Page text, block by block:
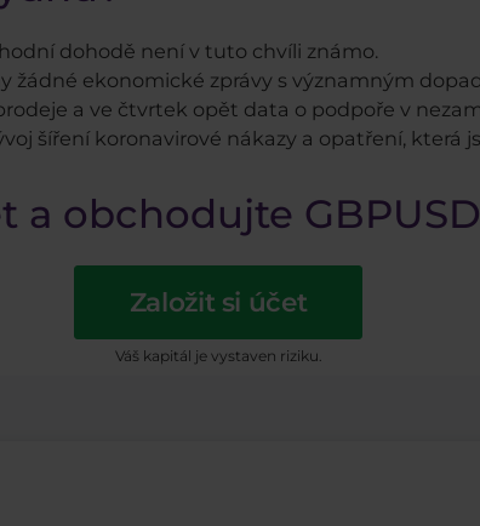
dohodě není v tuto chvíli známo.
ekonomické zprávy s významným
a ve čtvrtek opět data o podpoře v
šíření koronavirové nákazy a opatření, která
a obchodujte
Založit si účet
Váš kapitál je vystaven riziku.